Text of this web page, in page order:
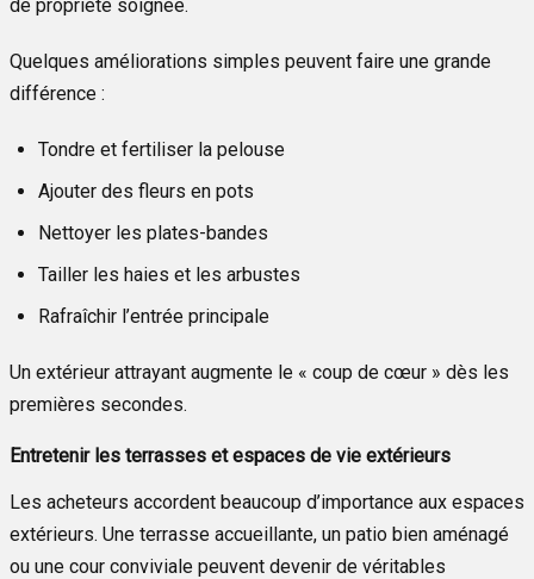
de propriété soignée.
Quelques améliorations simples peuvent faire une grande
différence :
Tondre et fertiliser la pelouse
Ajouter des fleurs en pots
Nettoyer les plates-bandes
Tailler les haies et les arbustes
Rafraîchir l’entrée principale
Un extérieur attrayant augmente le « coup de cœur » dès les
premières secondes.
Entretenir les terrasses et espaces de vie extérieurs
Les acheteurs accordent beaucoup d’importance aux espaces
extérieurs. Une terrasse accueillante, un patio bien aménagé
ou une cour conviviale peuvent devenir de véritables